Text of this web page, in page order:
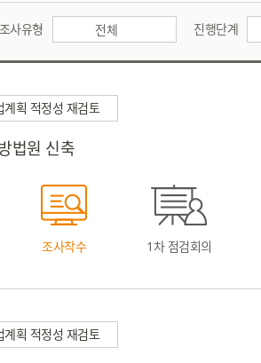
조사유형 전체 진행단계
계획 적정성 재검토
법원 신축
조사착수 1차 점검회의
계획 적정성 재검토